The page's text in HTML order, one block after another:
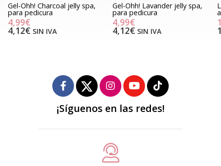
Gel-Ohh! Charcoal jelly spa,
para pedicura
4,99€
4,12€ SIN IVA
Gel-Ohh! Lavander jelly spa,
para pedicura
4,99€
4,12€ SIN IVA
¡Síguenos en las redes!